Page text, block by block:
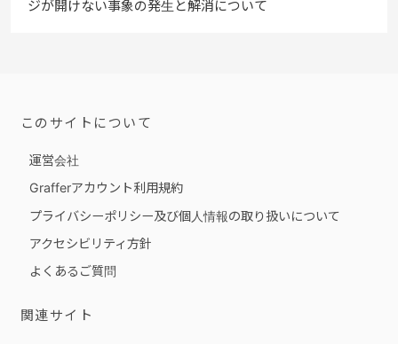
ジが開けない事象の発生と解消について
このサイトについて
運営会社
Grafferアカウント利用規約
プライバシーポリシー及び個人情報の取り扱いについて
アクセシビリティ方針
よくあるご質問
関連サイト